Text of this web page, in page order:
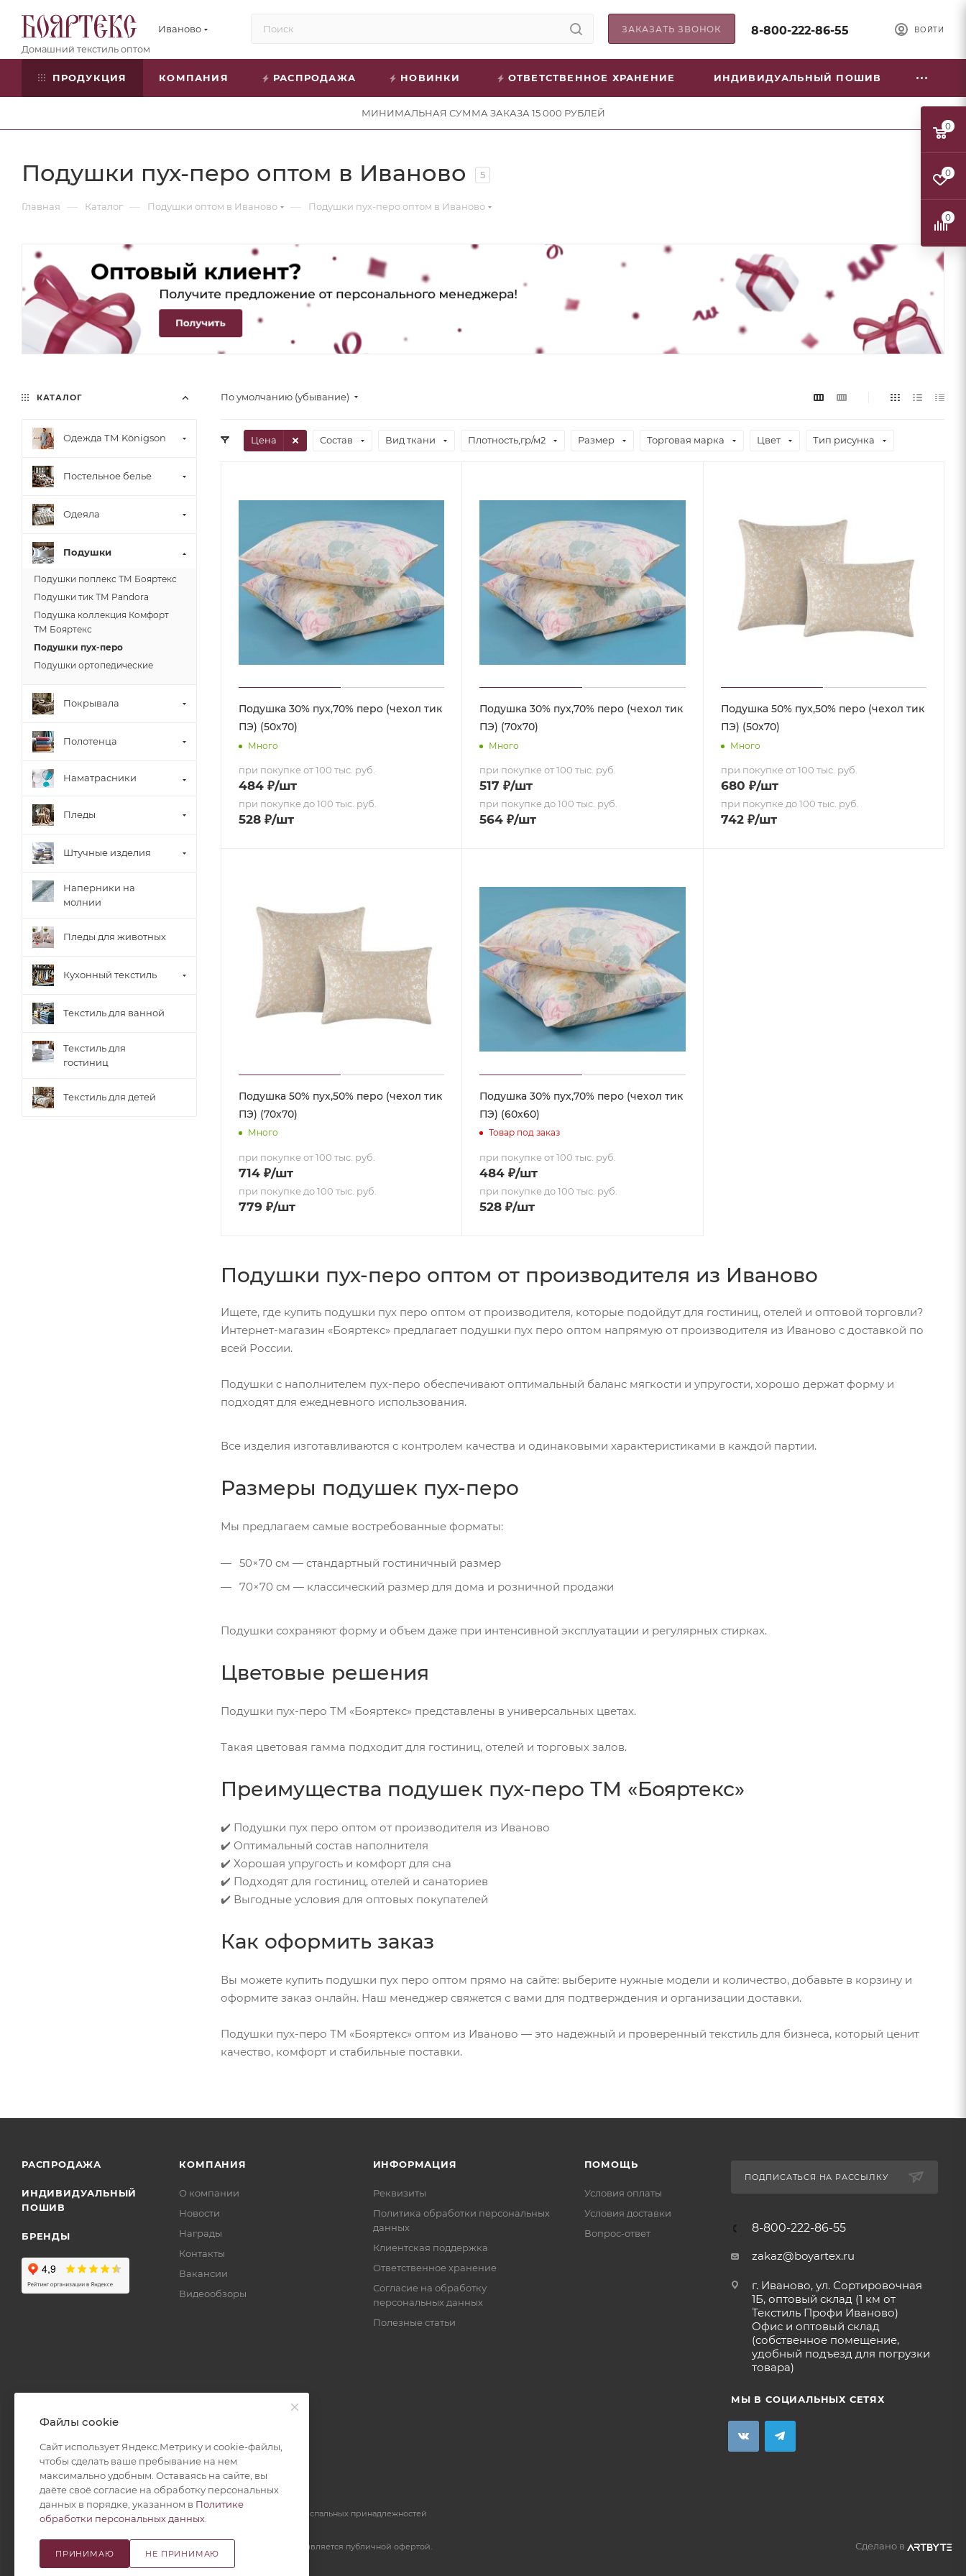
Иваново ЗАКАЗАТЬ ЗВОНОК ВОЙТИ
8-800-222-86-55
ПРОДУКЦИЯ КОМПАНИЯ РАСПРОДАЖА НОВИНКИ ОТВЕТСТВЕННОЕ ХРАНЕНИЕ ИНДИВИДУАЛЬНЫЙ ПОШИВ
МИНИМАЛЬНАЯ СУММА ЗАКАЗА 15 000 РУБЛЕЙ
Подушки пух-перо оптом в Иваново 5
Главная — Каталог — Подушки оптом в Иваново — Подушки пух-перо оптом в Иваново
По умолчанию (убывание)
Цена Состав Вид ткани Плотность,гр/м2 Размер Торговая марка Цвет Тип рисунка
Подушка 30% пух,70% перо (чехол тик
ПЭ) (50х70)
Много
при покупке от 100 тыс. руб.
484 ₽/шт
при покупке до 100 тыс. руб.
528 ₽/шт
Подушка 30% пух,70% перо (чехол тик
ПЭ) (70х70)
Много
при покупке от 100 тыс. руб.
517 ₽/шт
при покупке до 100 тыс. руб.
564 ₽/шт
Подушка 50% пух,50% перо (чехол тик
ПЭ) (50х70)
Много
при покупке от 100 тыс. руб.
680 ₽/шт
при покупке до 100 тыс. руб.
742₽/шт
Подушка 50% пух,50% перо (чехол тик
ПЭ) (70х70)
Много
при покупке от 100 тыс. руб.
714 ₽/шт
при покупке до 100 тыс. руб.
779 ₽/шт
Подушка 30% пух,70% перо (чехол тик
ПЭ) (60х60)
Товар под заказ
при покупке от 100 тыс. руб.
484 ₽/шт
при покупке до 100 тыс. руб.
528 ₽/шт
Подушки пух-перо оптом от производителя из Иваново
Ищете, где купить подушки пух перо оптом от производителя, которые подойдут для гостиниц, отелей и оптовой торговли?
Интернет-магазин «Бояртекс» предлагает подушки пух перо оптом напрямую от производителя из Иваново с доставкой по
всей России.
Подушки с наполнителем пух-перо обеспечивают оптимальный баланс мягкости и упругости, хорошо держат форму и
подходят для ежедневного использования.
Все изделия изготавливаются с контролем качества и одинаковыми характеристиками в каждой партии.
Размеры подушек пух-перо
Мы предлагаем самые востребованные форматы:
50×70 см — стандартный гостиничный размер
70×70 см — классический размер для дома и розничной продажи
Подушки сохраняют форму и объем даже при интенсивной эксплуатации и регулярных стирках.
Цветовые решения
Подушки пух-перо ТМ «Бояртекс» представлены в универсальных цветах.
Такая цветовая гамма подходит для гостиниц, отелей и торговых залов.
Преимущества подушек пух-перо ТМ «Бояртекс»
✔️ Подушки пух перо оптом от производителя из Иваново
✔️ Оптимальный состав наполнителя
✔️ Хорошая упругость и комфорт для сна
✔️ Подходят для гостиниц, отелей и санаториев
✔️ Выгодные условия для оптовых покупателей
Как оформить заказ
Вы можете купить подушки пух перо оптом прямо на сайте: выберите нужные модели и количество, добавьте в корзину и
оформите заказ онлайн. Наш менеджер свяжется с вами для подтверждения и организации доставки.
Подушки пух-перо ТМ «Бояртекс» оптом из Иваново — это надежный и проверенный текстиль для бизнеса, который ценит
качество, комфорт и стабильные поставки.
КАТАЛОГ
Одежда ТМ Königson
Постельное белье
Одеяла
Подушки
Подушки поплекс ТМ Бояртекс
Подушки тик ТМ Pandora
Подушка коллекция Комфорт
ТМ Бояртекс
Подушки пух-перо
Подушки ортопедические
Покрывала
Полотенца
Наматрасники
Пледы
Штучные изделия
Наперники на
молнии
Пледы для животных
Кухонный текстиль
Текстиль для ванной
Текстиль для
гостиниц
Текстиль для детей
РАСПРОДАЖА
ИНДИВИДУАЛЬНЫЙ
ПОШИВ
БРЕНДЫ
КОМПАНИЯ
О компании
Новости
Награды
Контакты
Вакансии
Видеообзоры
ИНФОРМАЦИЯ
Реквизиты
Политика обработки персональных
данных
Клиентская поддержка
Ответственное хранение
Согласие на обработку
персональных данных
Полезные статьи
ПОМОЩЬ
Условия оплаты
Условия доставки
Вопрос-ответ
ПОДПИСАТЬСЯ НА РАССЫЛКУ
8-800-222-86-55
zakaz@boyartex.ru
г. Иваново, ул. Сортировочная
1Б, оптовый склад (1 км от
Текстиль Профи Иваново)
Офис и оптовый склад
(собственное помещение,
удобный подъезд для погрузки
товара)
МЫ В СОЦИАЛЬНЫХ СЕТЯХ
Сделано в
2026 © Все права защищены. Интернет-магазин постельного белья и спальных принадлежностей
По правилам дистанционной торговли предложение организации является публичной офертой.
0
0
0
Файлы cookie
Сайт использует Яндекс.Метрику и cookie-файлы,
чтобы сделать ваше пребывание на нем
максимально удобным. Оставаясь на сайте, вы
даёте своё согласие на обработку персональных
данных в порядке, указанном в Политике
обработки персональных данных
ПРИНИМАЮ НЕ ПРИНИМАЮ